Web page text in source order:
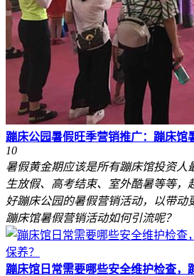
蹦床公园暑假旺季营销推广：蹦床馆
10
暑假黄金期应该是所有蹦床馆投资人
生放假、高考结束、室外酷暑等等，
好蹦床公园的暑假营销活动，以带动
蹦床馆暑假营销活动如何引流呢？
蹦床馆日常需要哪些安全维护检查，